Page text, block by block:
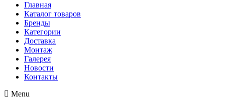
Главная
Каталог товаров
Бренды
Категории
Доставка
Монтаж
Галерея
Новости
Контакты
Menu